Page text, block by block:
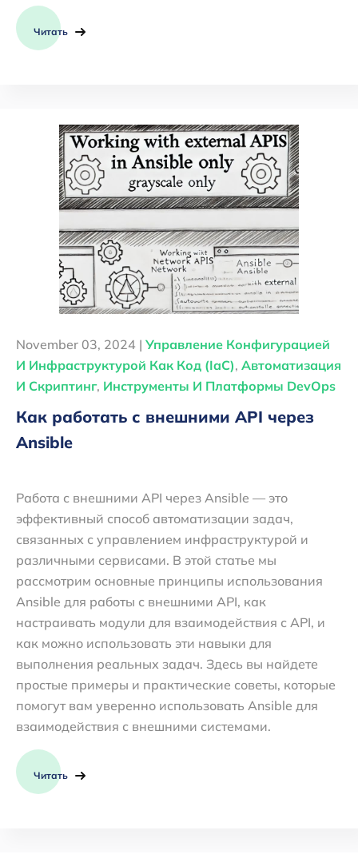
Читать
November 03, 2024 | Управление Конфигурацией
И Инфраструктурой Как Код (IaC), Автоматизация
И Скриптинг, Инструменты И Платформы DevOps
Как работать с внешними API через
Ansible
Работа с внешними API через Ansible — это
эффективный способ автоматизации задач,
связанных с управлением инфраструктурой и
различными сервисами. В этой статье мы
рассмотрим основные принципы использования
Ansible для работы с внешними API, как
настраивать модули для взаимодействия с API, и
как можно использовать эти навыки для
выполнения реальных задач. Здесь вы найдете
простые примеры и практические советы, которые
помогут вам уверенно использовать Ansible для
взаимодействия с внешними системами.
Читать